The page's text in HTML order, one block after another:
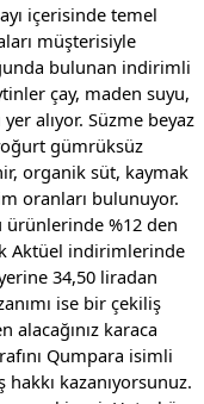
içerisinde temel
müşterisiyle
bulunan indirimli
çay, maden suyu,
alıyor. Süzme beyaz
gümrüksüz
organik süt, kaymak
oranları bulunuyor.
ürünlerinde %12 den
Aktüel indirimlerinde
34,50 liradan
ise bir çekiliş
alacağınız karaca
Qumpara isimli
kazanıyorsunuz.